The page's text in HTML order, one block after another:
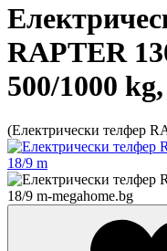
RAPTER
500/1000
(Електрически телфер